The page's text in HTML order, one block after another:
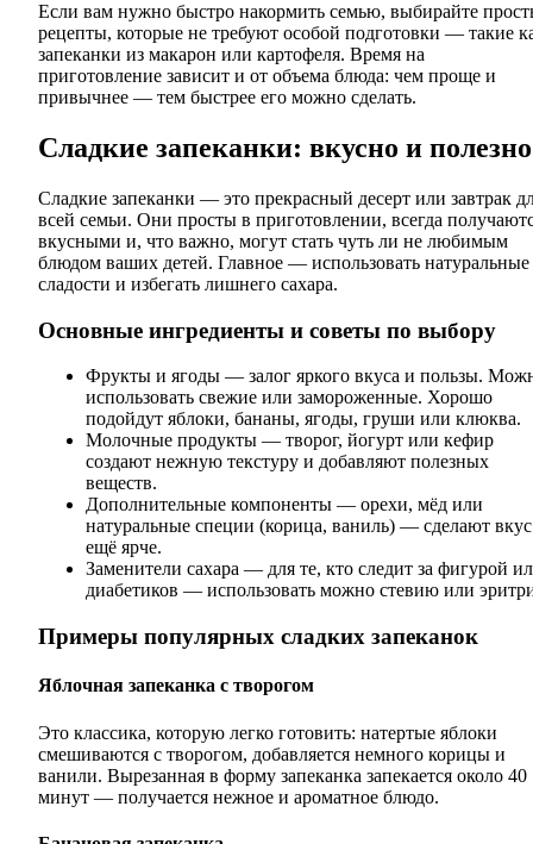
Если вам нужно быстро накормить семью, выбирайте
рецепты, которые не требуют особой подготовки — такие
запеканки из макарон или картофеля. Время на
приготовление зависит и от объема блюда: чем проще и
привычнее — тем быстрее его можно сделать.
Сладкие запеканки: вкусно и полезно
Сладкие запеканки — это прекрасный десерт или завтрак
всей семьи. Они просты в приготовлении, всегда
вкусными и, что важно, могут стать чуть ли не любимым
блюдом ваших детей. Главное — использовать натуральные
сладости и избегать лишнего сахара.
Основные ингредиенты и советы по выбору
Фрукты и ягоды — залог яркого вкуса и пользы.
использовать свежие или замороженные. Хорошо
подойдут яблоки, бананы, ягоды, груши или клюква.
Молочные продукты — творог, йогурт или кефир
создают нежную текстуру и добавляют полезных
веществ.
Дополнительные компоненты — орехи, мёд или
натуральные специи (корица, ваниль) — сделают вкус
ещё ярче.
Заменители сахара — для те, кто следит за фигурой
диабетиков — использовать можно стевию или
Примеры популярных сладких запеканок
Яблочная запеканка с творогом
Это классика, которую легко готовить: натертые яблоки
смешиваются с творогом, добавляется немного корицы и
ванили. Вырезанная в форму запеканка запекается около 40
минут — получается нежное и ароматное блюдо.